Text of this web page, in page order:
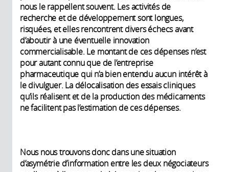
nous le rappellent souvent. Les activités de
recherche et de développement sont longues,
risquées, et elles rencontrent divers échecs avant
d’aboutir à une éventuelle innovation
commercialisable. Le montant de ces dépenses n’est
pour autant connu que de l’entreprise
pharmaceutique qui n’a bien entendu aucun intérêt à
le divulguer. La délocalisation des essais cliniques
qu’ils réalisent et de la production des médicaments
ne facilitent pas l’estimation de ces dépenses.
Nous nous trouvons donc dans une situation
d’asymétrie d’information entre les deux négociateurs